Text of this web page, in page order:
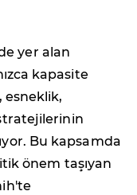
yer alan
kapasite
esneklik,
Bu kapsamda
önem taşıyan